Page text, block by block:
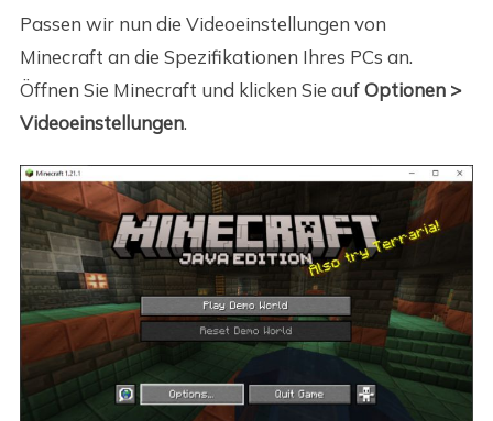
Passen wir nun die Videoeinstellungen von
Minecraft an die Spezifikationen Ihres PCs an.
Öffnen Sie Minecraft und klicken Sie aufOptionen >
Videoeinstellungen.